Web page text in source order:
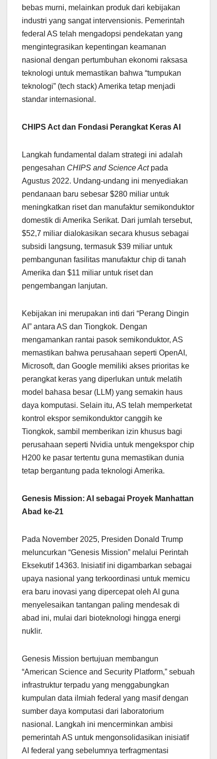
bebas murni, melainkan produk dari kebijakan
industri yang sangat intervensionis. Pemerintah
federal AS telah mengadopsi pendekatan yang
mengintegrasikan kepentingan keamanan
nasional dengan pertumbuhan ekonomi raksasa
teknologi untuk memastikan bahwa “tumpukan
teknologi” (tech stack) Amerika tetap menjadi
standar internasional.
CHIPS Act dan Fondasi Perangkat Keras AI
Langkah fundamental dalam strategi ini adalah
pengesahan CHIPS and Science Actpada
Agustus 2022. Undang-undang ini menyediakan
pendanaan baru sebesar $280 miliar untuk
meningkatkan riset dan manufaktur semikonduktor
domestik di Amerika Serikat. Dari jumlah tersebut,
$52,7 miliar dialokasikan secara khusus sebagai
subsidi langsung, termasuk $39 miliar untuk
pembangunan fasilitas manufaktur chip di tanah
Amerika dan $11 miliar untuk riset dan
pengembangan lanjutan.
Kebijakan ini merupakan inti dari “Perang Dingin
AI” antara AS dan Tiongkok. Dengan
mengamankan rantai pasok semikonduktor, AS
memastikan bahwa perusahaan seperti OpenAI,
Microsoft, dan Google memiliki akses prioritas ke
perangkat keras yang diperlukan untuk melatih
model bahasa besar (LLM) yang semakin haus
daya komputasi. Selain itu, AS telah memperketat
kontrol ekspor semikonduktor canggih ke
Tiongkok, sambil memberikan izin khusus bagi
perusahaan seperti Nvidia untuk mengekspor chip
H200 ke pasar tertentu guna memastikan dunia
tetap bergantung pada teknologi Amerika.
Genesis Mission: AI sebagai Proyek Manhattan
Abad ke-21
Pada November 2025, Presiden Donald Trump
meluncurkan “Genesis Mission” melalui Perintah
Eksekutif 14363. Inisiatif ini digambarkan sebagai
upaya nasional yang terkoordinasi untuk memicu
era baru inovasi yang dipercepat oleh AI guna
menyelesaikan tantangan paling mendesak di
abad ini, mulai dari bioteknologi hingga energi
nuklir.
Genesis Mission bertujuan membangun
“American Science and Security Platform,” sebuah
infrastruktur terpadu yang menggabungkan
kumpulan data ilmiah federal yang masif dengan
sumber daya komputasi dari laboratorium
nasional. Langkah ini mencerminkan ambisi
pemerintah AS untuk mengonsolidasikan inisiatif
AI federal yang sebelumnya terfragmentasi